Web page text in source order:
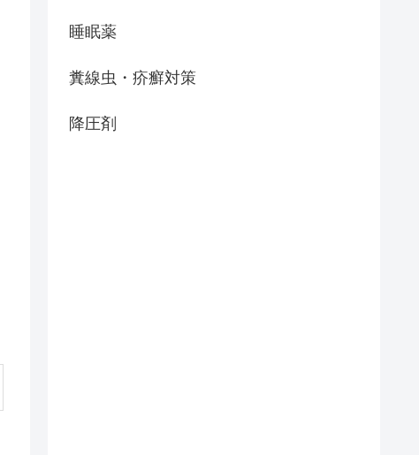
睡眠薬
糞線虫・疥癬対策
降圧剤